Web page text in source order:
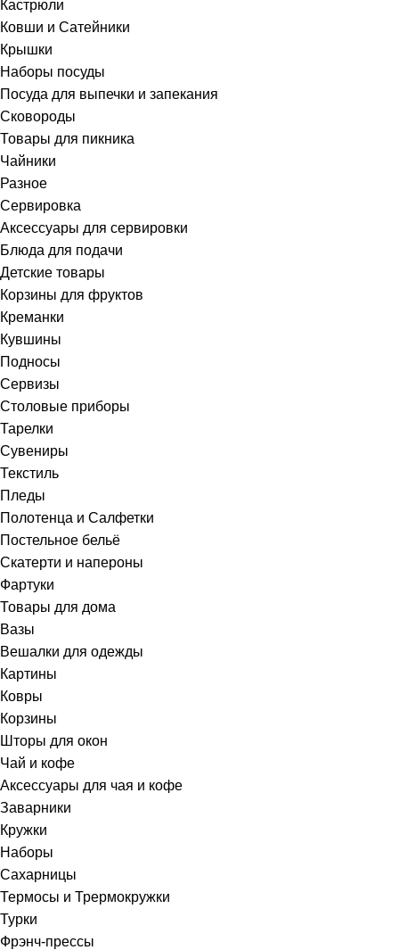
Кастрюли
Ковши и Сатейники
Крышки
Наборы посуды
Посуда для выпечки и запекания
Сковороды
Товары для пикника
Чайники
Разное
Сервировка
Аксессуары для сервировки
Блюда для подачи
Детские товары
Корзины для фруктов
Креманки
Кувшины
Подносы
Сервизы
Столовые приборы
Тарелки
Сувениры
Текстиль
Пледы
Полотенца и Салфетки
Постельное бельё
Скатерти и напероны
Фартуки
Товары для дома
Вазы
Вешалки для одежды
Картины
Ковры
Корзины
Шторы для окон
Чай и кофе
Аксессуары для чая и кофе
Заварники
Кружки
Наборы
Сахарницы
Термосы и Трермокружки
Турки
Фрэнч-прессы